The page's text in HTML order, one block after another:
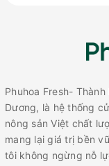
Phuhoa Fresh-
Dương, là hệ thống
nông sản Việt chất
mang lại giá trị bền
tôi không ngừng nỗ